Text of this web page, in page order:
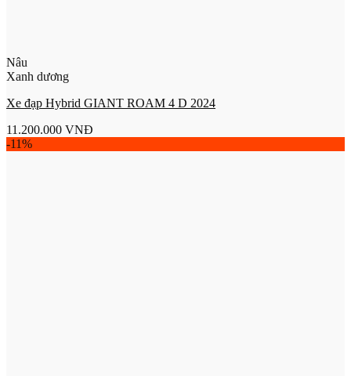
Nâu
Xanh dương
Xe đạp Hybrid GIANT ROAM 4 D 2024
11.200.000 VNĐ
-11%